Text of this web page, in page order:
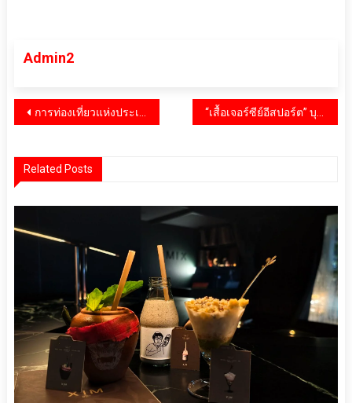
Admin2
แนะแนว
การท่องเที่ยวแห่งประเทศไทย (ททท.) เตรียมจัดงาน “Saneh Art by Songkran Festival 2026” ระหว่างวันที่ 11–30 เมษายน 2569 ณ สวนลุมพินี (ลานบันเทิง) มุ่งยกระดับการท่องเที่ยวเชิงศิลปะและวัฒนธรรมในช่วงเทศกาลสงกรานต์ “เสื้อเจอร์ซีย์อีสปอร์ต” บุกฟีดครีเอเตอร์ไทย จากยูนิฟอร์มในเกม สู่ไอเทมสตรีทแวร์ที่เริ่มถูกหยิบมาใส่ในชีวิตประจำวัน
Related Posts